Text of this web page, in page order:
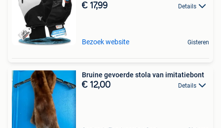
€ 17,99 Details
Bezoek website Gisteren
Bruine gevoerde stola van imitatiebont
€ 12,00 Details